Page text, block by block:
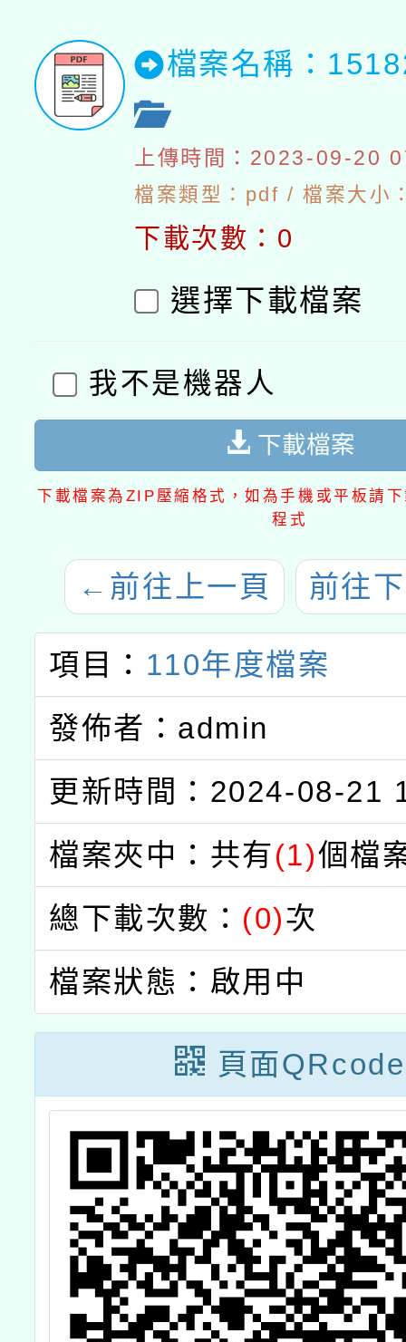
檔案名稱：
上傳時間：2023-09-20
檔案類型：pdf / 檔案大小
下載次數：0
選擇下載檔案
我不是機器人
下載檔案
下載檔案為ZIP壓縮格式，如為手機或平板請
程式
← 前往上一頁 前往
項目： 110年度檔案
發佈者：admin
更新時間：2024-08-21
檔案夾中：共有(1)個檔
總下載次數： (0)次
檔案狀態：啟用中
頁面QRcode